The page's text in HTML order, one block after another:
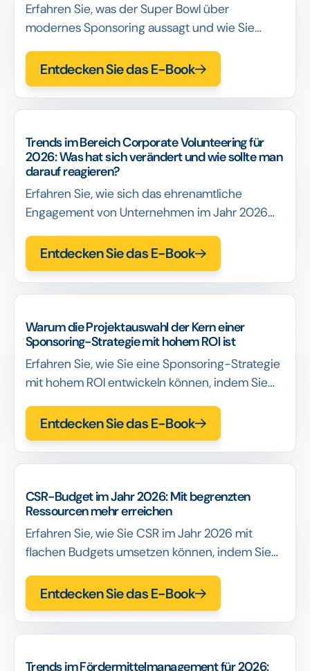
Erfahren Sie, was der Super Bowl über
modernes Sponsoring aussagt und wie Sie
Skalierbarkeit, genaue Prüfung und
Verlängerungsgespräche standhalten.
Entdecken Sie das E-Book
Trends im Bereich Corporate Volunteering für
2026: Was hat sich verändert und wie sollte man
darauf reagieren?
Erfahren Sie, wie sich das ehrenamtliche
Engagement von Unternehmen im Jahr 2026
werden können, um die Beteiligung und
Wirkung zu steigern, ohne sich auf
Veranstaltungen oder Anreize zu verlassen.
Entdecken Sie das E-Book
Warum die Projektauswahl der Kern einer
Sponsoring-Strategie mit hohem ROI ist
Erfahren Sie, wie Sie eine Sponsoring-Strategie
mit hohem ROI entwickeln können, indem Sie
Portfolio-Denken und fundierte
Entscheidungsfindung auswählen.
Entdecken Sie das E-Book
CSR-Budget im Jahr 2026: Mit begrenzten
Ressourcen mehr erreichen
Erfahren Sie, wie Sie CSR im Jahr 2026 mit
flachen Budgets umsetzen können, indem Sie
Koordinationskosten reduzieren.
Entdecken Sie das E-Book
Trends im Fördermittelmanagement für 2026: